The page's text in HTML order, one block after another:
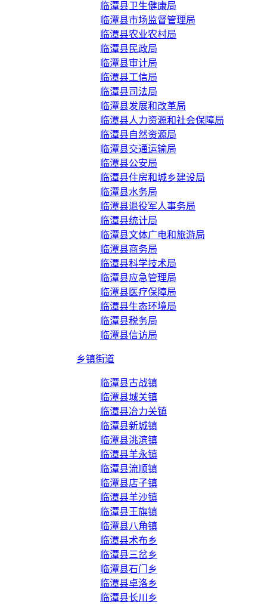
临潭县卫生健康局
临潭县市场监督管理局
临潭县农业农村局
临潭县民政局
临潭县审计局
临潭县工信局
临潭县司法局
临潭县发展和改革局
临潭县人力资源和社会保障局
临潭县自然资源局
临潭县交通运输局
临潭县公安局
临潭县住房和城乡建设局
临潭县水务局
临潭县退役军人事务局
临潭县统计局
临潭县文体广电和旅游局
临潭县商务局
临潭县科学技术局
临潭县应急管理局
临潭县医疗保障局
临潭县生态环境局
临潭县税务局
临潭县信访局
乡镇街道
临潭县古战镇
临潭县城关镇
临潭县冶力关镇
临潭县新城镇
临潭县洮滨镇
临潭县羊永镇
临潭县流顺镇
临潭县店子镇
临潭县羊沙镇
临潭县王旗镇
临潭县八角镇
临潭县术布乡
临潭县三岔乡
临潭县石门乡
临潭县卓洛乡
临潭县长川乡